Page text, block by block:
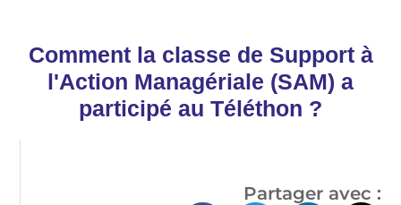
Comment la classe de Support à
l'Action Managériale (SAM) a
participé au Téléthon ?
Partager avec :